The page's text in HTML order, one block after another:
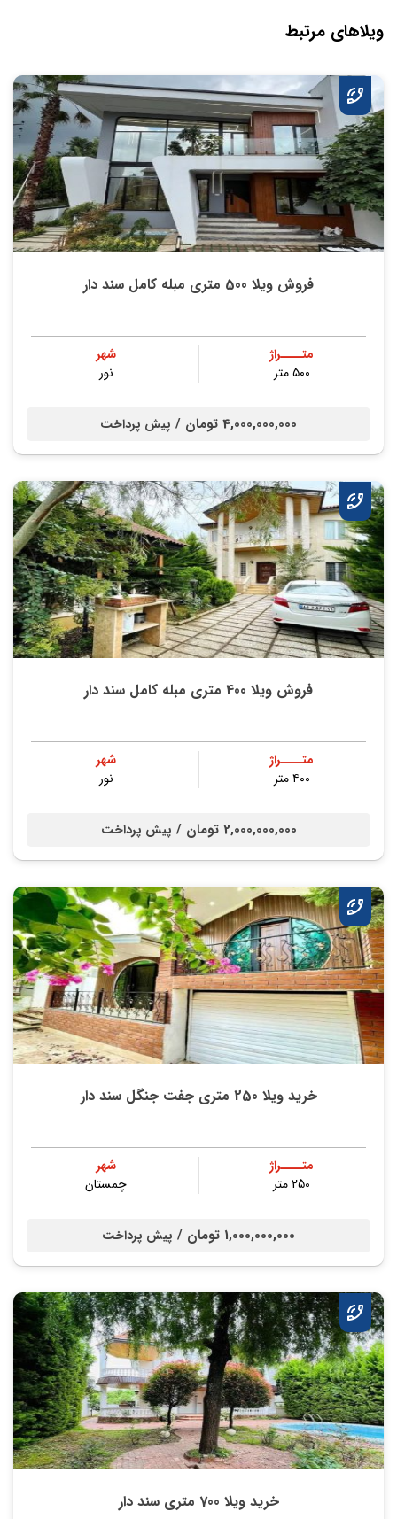
ویلاهای مرتبط
فروش ویلا 500 متری مبله کامل سند دار
متــــراژ
۵۰۰ متر
شهر
نور
4,000,000,000 تومان / پیش پرداخت
فروش ویلا 400 متری مبله کامل سند دار
متــــراژ
۴۰۰ متر
شهر
نور
2,000,000,000 تومان / پیش پرداخت
خرید ویلا 250 متری جفت جنگل سند دار
متــــراژ
250 متر
شهر
چمستان
1,000,000,000 تومان / پیش پرداخت
خرید ویلا 700 متری سند دار